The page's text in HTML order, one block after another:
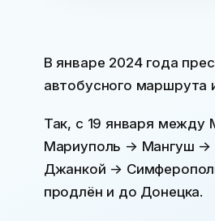
В январе 2024 года
автобусного
Так, с 19 января между
Мариуполь → Мангуш →
Джанкой →
продлён и до Донецка.